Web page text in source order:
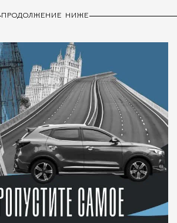
ПРОДОЛЖЕНИЕ НИЖЕ